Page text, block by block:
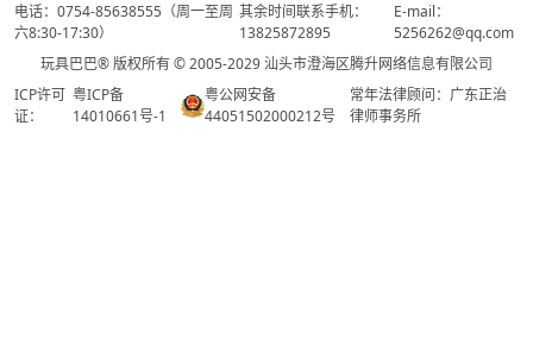
电话：0754-85638555（周一至周
六8:30-17:30）
其余时间联系手机：
13825872895
E-mail：
5256262@qq.com
玩具巴巴® 版权所有 © 2005-2029 汕头市澄海区腾升网络信息有限公司
ICP许可
证：
粤ICP备
14010661号-1
粤公网安备
44051502000212号
常年法律顾问：广东正治
律师事务所